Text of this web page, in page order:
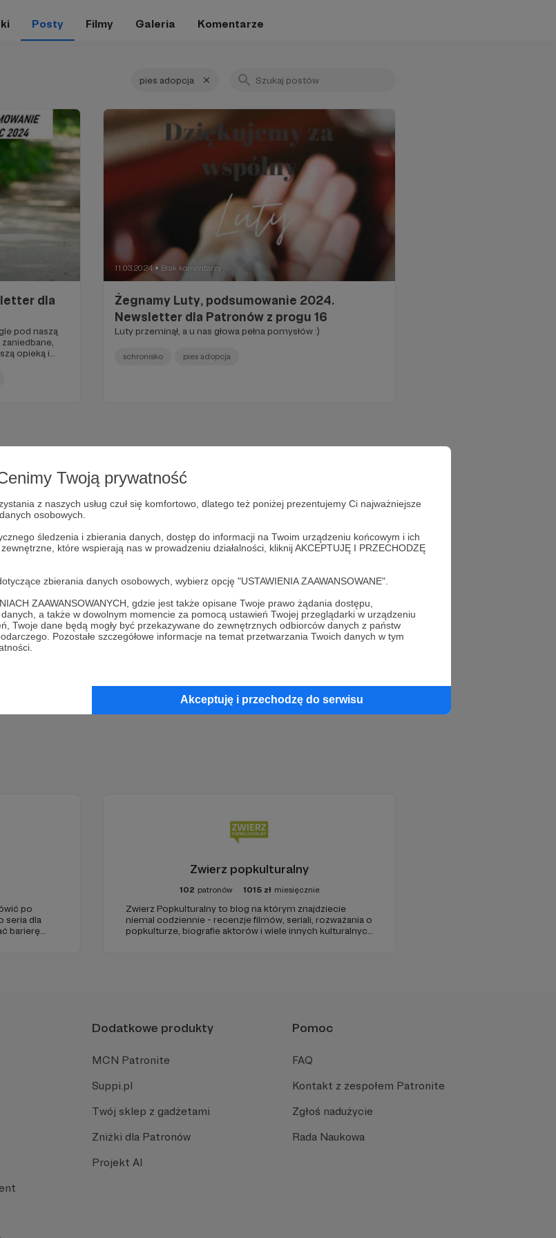
Twoją prywatność
z naszych usług czuł się komfortowo, dlatego też poniżej prezentujemy Ci najważniejsze
osobowych.
śledzenia i zbierania danych, dostęp do informacji na Twoim urządzeniu końcowym i ich
które wspierają nas w prowadzeniu działalności, kliknij AKCEPTUJĘ I PRZECHODZĘ
zbierania danych osobowych, wybierz opcję "USTAWIENIA ZAAWANSOWANE".
ZAAWANSOWANYCH, gdzie jest także opisane Twoje prawo żądania dostępu,
a także w dowolnym momencie za pomocą ustawień Twojej przeglądarki w urządzeniu
Twoje dane będą mogły być przekazywane do zewnętrznych odbiorców danych z państw
Pozostałe szczegółowe informacje na temat przetwarzania Twoich danych w tym
Akceptuję i przechodzę do serwisu
Posty Filmy Galeria Komentarze
pies adopcja
dla
pod naszą
opieką i
11.03.2024 ● Brak komentarzy
Żegnamy Luty, podsumowanie 2024.
Newsletter dla Patronów z progu 16
Luty przeminął, a u nas głowa pełna pomysłów :)
schronisko pies adopcja
do grona Patronów!
AutoraPrzytulisko Głowno już teraz!
po
seria dla
barierę
Zwierz popkulturalny
102 patronów 1015 zł miesięcznie
Zwierz Popkulturalny to blog na którym znajdziecie
niemal codziennie - recenzje filmów, seriali, rozważania o
popkulturze, biografie aktorów i wiele innych kulturalnych
Dodatkowe produkty
MCN Patronite
Suppi.pl
Twój sklep z gadżetami
Zniżki dla Patronów
Projekt AI
Pomoc
FAQ
Kontakt z zespołem Patronite
Zgłoś nadużycie
Rada Naukowa